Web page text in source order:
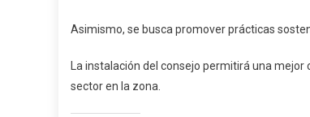
Asimismo, se busca promover prácticas
La instalación del consejo permitirá una
sector en la zona.